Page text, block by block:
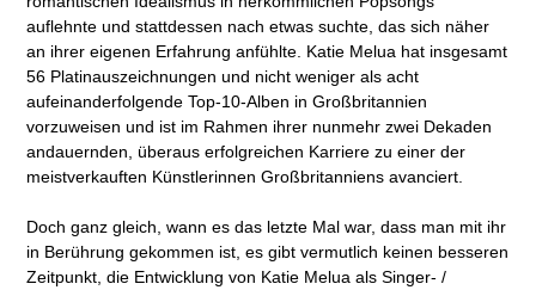
auflehnte und stattdessen nach etwas suchte, das sich näher
an ihrer eigenen Erfahrung anfühlte. Katie Melua hat insgesamt
56 Platinauszeichnungen und nicht weniger als acht
aufeinanderfolgende Top-10-Alben in Großbritannien
vorzuweisen und ist im Rahmen ihrer nunmehr zwei Dekaden
andauernden, überaus erfolgreichen Karriere zu einer der
meistverkauften Künstlerinnen Großbritanniens avanciert.
Doch ganz gleich, wann es das letzte Mal war, dass man mit ihr
in Berührung gekommen ist, es gibt vermutlich keinen besseren
Zeitpunkt, die Entwicklung von Katie Melua als Singer- /